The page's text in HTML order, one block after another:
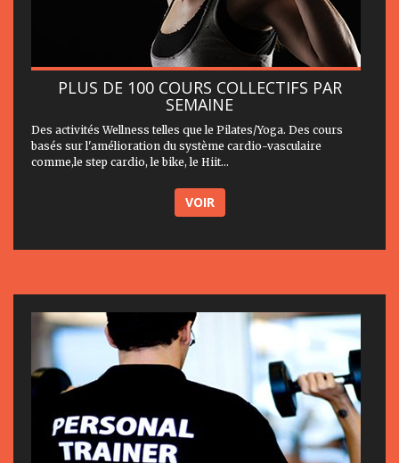
PLUS DE 100 COURS COLLECTIFS PAR
SEMAINE
Des activités Wellness telles que le Pilates/Yoga. Des cours
basés sur l'amélioration du système cardio-vasculaire
comme,le step cardio, le bike, le Hiit...
VOIR